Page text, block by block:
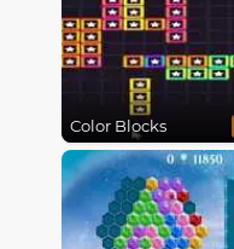
Color Blocks